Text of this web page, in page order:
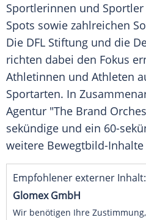
Sportlerinnen und Sportler
Spots sowie zahlreichen
Die DFL Stiftung und die
richten dabei den Fokus
Athletinnen und Athleten
Sportarten. In
Agentur "The Brand
sekündige und ein 60-
weitere Bewegtbild-
Empfohlener externer Inhalt:
Glomex GmbH
Wir benötigen Ihre